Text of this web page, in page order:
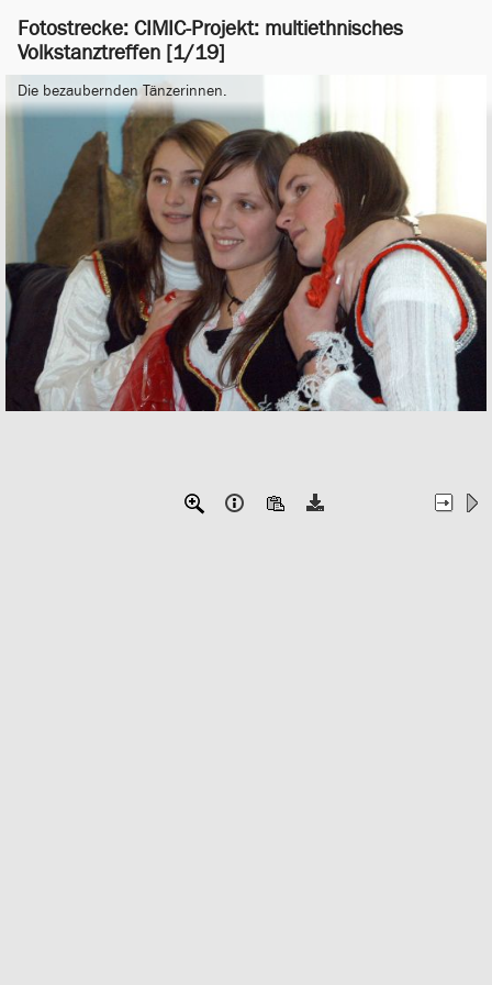
Fotostrecke: CIMIC-Projekt: multiethnisches
Volkstanztreffen [1/19]
Die bezaubernden Tänzerinnen.